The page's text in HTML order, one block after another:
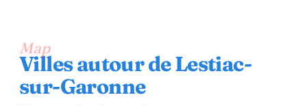
Map
Villes autour de Lestiac-
sur-Garonne